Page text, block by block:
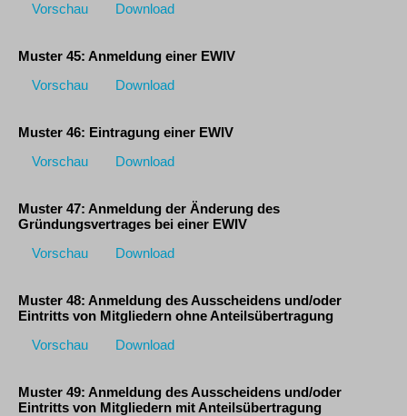
Vorschau
Download
Muster 45: Anmeldung einer EWIV
Vorschau
Download
Muster 46: Eintragung einer EWIV
Vorschau
Download
Muster 47: Anmeldung der Änderung des
Gründungsvertrages bei einer EWIV
Vorschau
Download
Muster 48: Anmeldung des Ausscheidens und/oder
Eintritts von Mitgliedern ohne Anteilsübertragung
Vorschau
Download
Muster 49: Anmeldung des Ausscheidens und/oder
Eintritts von Mitgliedern mit Anteilsübertragung